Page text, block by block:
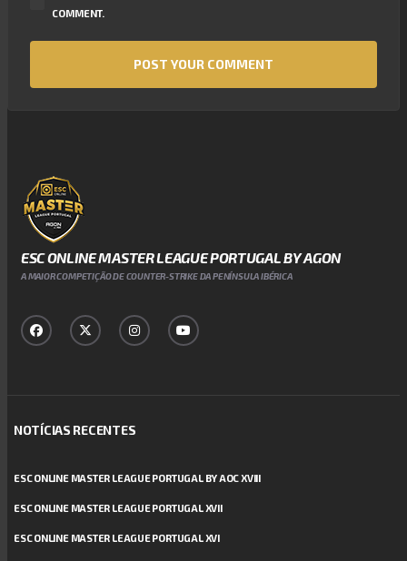
COMMENT.
ESC ONLINE MASTER LEAGUE PORTUGAL BY AGON
A MAIOR COMPETIÇÃO DE COUNTER-STRIKE DA PENÍNSULA IBÉRICA
NOTÍCIAS RECENTES
ESC ONLINE MASTER LEAGUE PORTUGAL BY AOC XVIII
ESC ONLINE MASTER LEAGUE PORTUGAL XVII
ESC ONLINE MASTER LEAGUE PORTUGAL XVI